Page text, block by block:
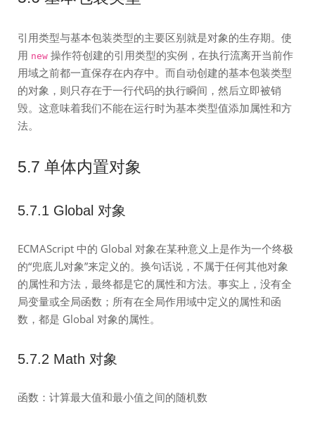
引用类型与基本包装类型的主要区别就是对象的生存期。使
用 new 操作符创建的引用类型的实例，在执行流离开当前作
用域之前都一直保存在内存中。而自动创建的基本包装类型
的对象，则只存在于一行代码的执行瞬间，然后立即被销
毁。这意味着我们不能在运行时为基本类型值添加属性和方
法。
5.7 单体内置对象
5.7.1 Global 对象
ECMAScript 中的 Global 对象在某种意义上是作为一个终极
的“兜底儿对象”来定义的。换句话说，不属于任何其他对象
的属性和方法，最终都是它的属性和方法。事实上，没有全
局变量或全局函数；所有在全局作用域中定义的属性和函
数，都是 Global 对象的属性。
5.7.2 Math 对象
函数：计算最大值和最小值之间的随机数